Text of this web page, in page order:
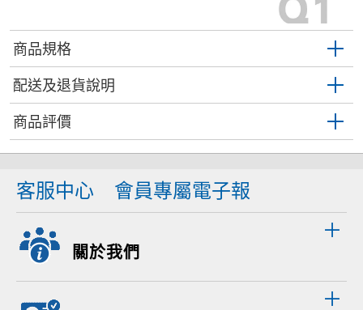
商品規格
配送及退貨說明
商品評價
客服中心 會員專屬電子報
關於我們